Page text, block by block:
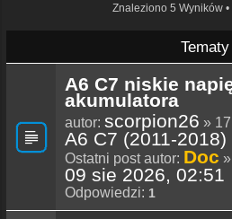
Znaleziono 5 Wyników •
Tematy
A6 C7 niskie
akumulatora
autor: scorpion26 »
A6 C7 (2011-2018)
Ostatni post autor: Doc »
09 sie 2026, 02:51
Odpowiedzi: 1